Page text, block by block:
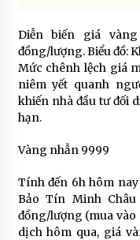
Diễn biến giá
đồng/lượng. Biểu đồ:
Mức chênh lệch giá
niêm yết quanh
khiến nhà đầu tư đối
hạn.
Vàng nhẫn 9999
Tính đến 6h hôm
Bảo Tín Minh Châu
đồng/lượng (mua vào
dịch hôm qua, giá